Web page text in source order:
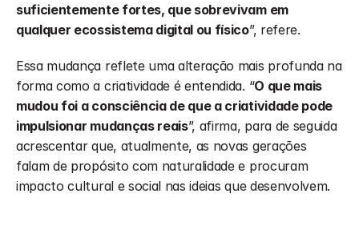
suficientemente fortes, que sobrevivam em
qualquer ecossistema digital ou físico”, refere.
Essa mudança reflete uma alteração mais profunda na
forma como a criatividade é entendida. “O que mais
mudou foi a consciência de que a criatividade pode
impulsionar mudanças reais”, afirma, para de seguida
acrescentar que, atualmente, as novas gerações
falam de propósito com naturalidade e procuram
impacto cultural e social nas ideias que desenvolvem.